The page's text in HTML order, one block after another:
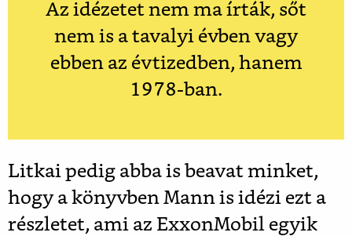
Az idézetet nem ma írták, sőt
nem is a tavalyi évben vagy
ebben az évtizedben, hanem
1978-ban.
Litkai pedig abba is beavat minket,
hogy a könyvben Mann is idézi ezt a
részletet, ami az ExxonMobil egyik